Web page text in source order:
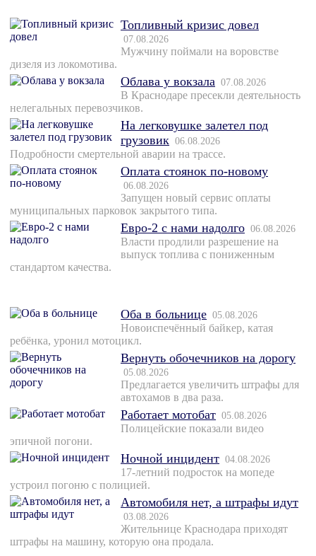
Топливный кризис довел
07.08.2026
Мужчину поймали на воровстве
дизеля из локомотива.
Облава у вокзала 07.08.2026
В Краснодаре пресекли деятельность
нелегальных перевозчиков.
На легковушке залетел под
грузовик 06.08.2026
Подробности смертельной аварии на трассе.
Оплата стоянок по-новому
06.08.2026
Запущен новый сервис оплаты
муниципальных парковок закрытого типа.
Евро-2 с нами надолго 06.08.2026
Власти продлили разрешение на
выпуск топлива с пониженным
стандартом качества.
Оба в больнице 05.08.2026
Новоиспечённый байкер, катая
ребёнка, уронил мотоцикл.
Вернуть обочечников на дорогу
05.08.2026
Предлагается увеличить штрафы для
автохамов в два раза.
Работает мотобат 05.08.2026
Полицейские показали видео
эпичной погони.
Ночной инцидент 04.08.2026
17-летний подросток на мопеде
устроил погоню с полицией.
Автомобиля нет, а штрафы идут
03.08.2026
Жительнице Краснодара приходят
штрафы на машину, которую она продала.